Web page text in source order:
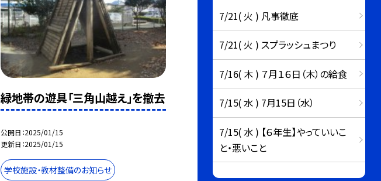
緑地帯の遊具「三角山越え」を撤去
公開日 2025/01/15
更新日 2025/01/15
学校施設・教材整備のお知らせ
7/21( 火 ) 凡事徹底
7/21( 火 ) スプラッシュまつり
7/16( 木 ) ７月１６日（木）の給食
7/15( 水 ) 7月15日（水）
7/15( 水 ) 【６年生】やっていいこ
と・悪いこと